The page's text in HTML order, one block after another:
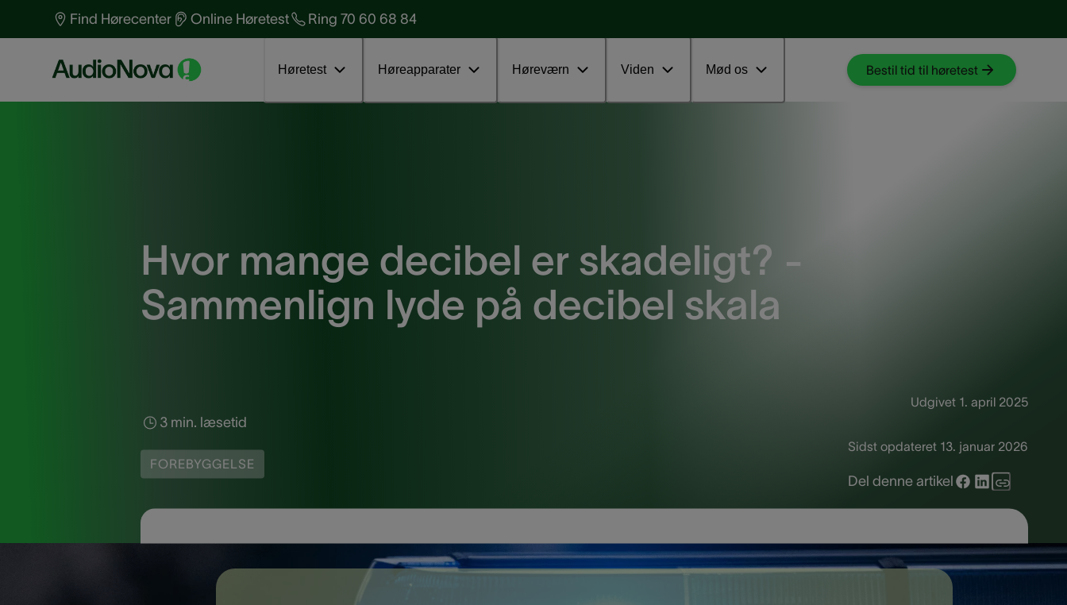
Find Hørecenter Online Høretest Ring 70 60 68 84
Høretest Høreapparater Høreværn Viden Mød os Bestil tid til høretest
Find ledig tid Udfyld vores formular Test uden ventetid
Bliv testperson nu
Beskyt din hørelse
Læs blogindlæg
Søg nærmeste hørecenter
Hvor mange decibel er skadeligt? -
Sammenlign lyde på decibel skala
3 min. læsetid
FOREBYGGELSE
Udgivet 1. april 2025
Sidst opdateret 13. januar 2026
Del denne artikel